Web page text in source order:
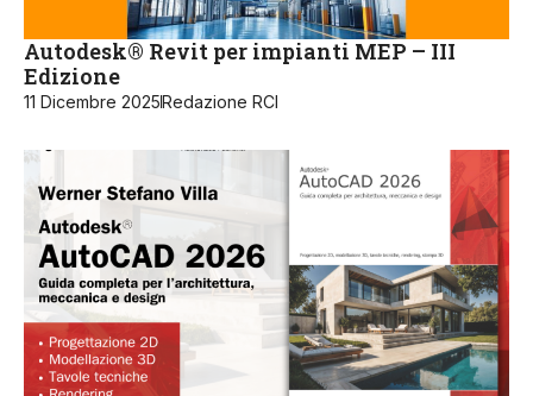
Autodesk® Revit per impianti MEP – III
Edizione
11 Dicembre 2025Redazione RCI